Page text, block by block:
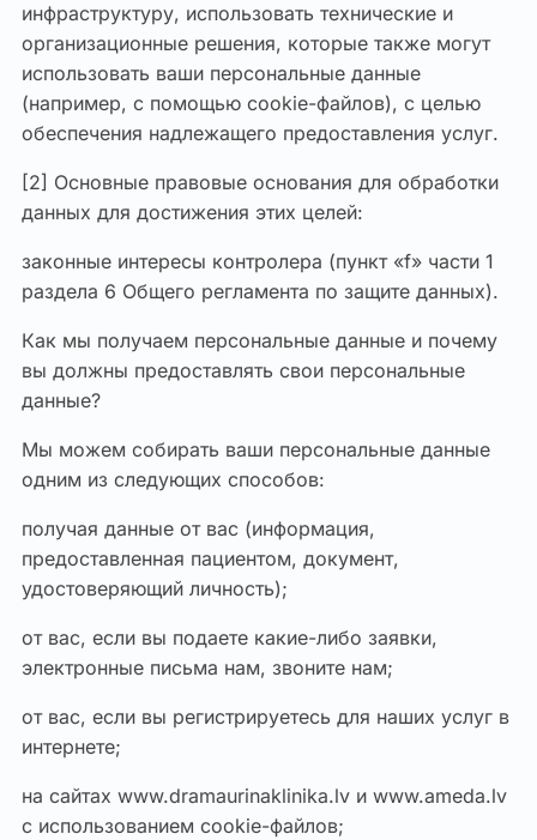
инфраструктуру, использовать технические и
организационные решения, которые также могут
использовать ваши персональные данные
(например, с помощью cookie-файлов), с целью
обеспечения надлежащего предоставления услуг.
[2] Основные правовые основания для обработки
данных для достижения этих целей:
законные интересы контролера (пункт «f» части 1
раздела 6 Общего регламента по защите данных).
Как мы получаем персональные данные и почему
вы должны предоставлять свои персональные
данные?
Мы можем собирать ваши персональные данные
одним из следующих способов:
получая данные от вас (информация,
предоставленная пациентом, документ,
удостоверяющий личность);
от вас, если вы подаете какие-либо заявки,
электронные письма нам, звоните нам;
от вас, если вы регистрируетесь для наших услуг в
интернете;
на сайтах www.dramaurinaklinika.lv и www.ameda.lv
с использованием cookie-файлов;